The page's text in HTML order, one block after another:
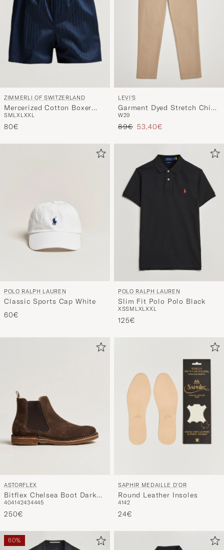
ZIMMERLI OF SWITZERLAND
Mercerized Cotton Boxer
Shorts Navy
SMLXLXXL
80€
LEVI'S
Garment Dyed Stretch Chino
Beige
W29
Regulärer Preis
89€ Reduzierter Preis
53,40€
POLO RALPH LAUREN
Classic Sports Cap White
60€
POLO RALPH LAUREN
Slim Fit Polo Polo Black
XSSM LXLXXL
125€
ASTORFLEX
Bitflex Chelsea Boot Dark
Brown Suede
404142434445
250€
SAPHIR MEDAILLE D'OR
Round Leather Insoles
4142
24€
60%